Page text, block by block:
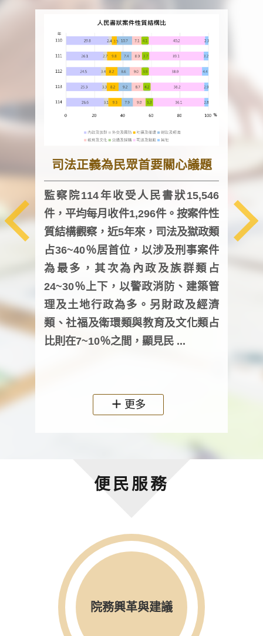
司法正義為民眾首要關心議題
監察院114年收受人民書狀15,546
件，平均每月收件1,296件。按案件性
質結構觀察，近5年來，司法及獄政類
占36~40％居首位，以涉及刑事案件
為最多，其次為內政及族群類占
24~30％上下，以警政消防、建築管
理及土地行政為多。另財政及經濟
類、社福及衛環類與教育及文化類占
比則在7~10％之間，顯見民 ...
監
均每
人
更多
便民服務
院務興革與建議